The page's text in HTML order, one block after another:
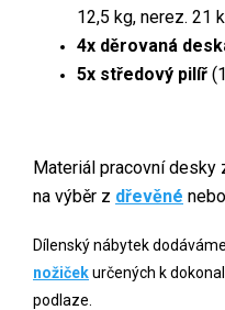
12,5 kg, nerez. 21
4x děrovaná
5x středový pilíř
Materiál pracovní desky
na výběr z dřevěné nebo
Dílenský nábytek
nožičekurčených k
podlaze.